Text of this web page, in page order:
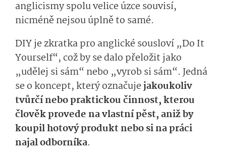
anglicismy spolu velice úzce souvisí,
nicméně nejsou úplně to samé.
DIY je zkratka pro anglické sousloví „Do It
Yourself“, což by se dalo přeložit jako
„udělej si sám“ nebo „vyrob si sám“. Jedná
se o koncept, který označujejakoukoliv
tvůrčí nebo praktickou činnost, kterou
člověk provede na vlastní pěst, aniž by
koupil hotový produkt nebo si na práci
najal odborníka.